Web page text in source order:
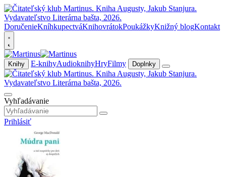
DoručenieKníhkupectváKnihovrátokPoukážkyKnižný blogKontakt
Knihy E-knihyAudioknihyHryFilmy Doplnky
Vyhľadávanie
Prihlásiť